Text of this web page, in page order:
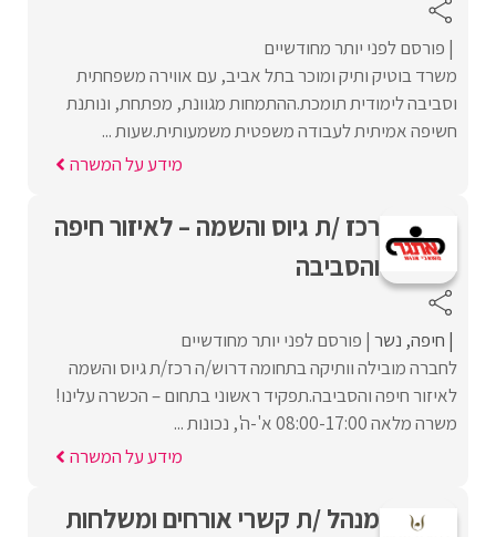
פורסם לפני יותר מחודשיים
משרד בוטיק ותיק ומוכר בתל אביב, עם אווירה משפחתית
וסביבה לימודית תומכת.ההתמחות מגוונת, מפתחת, ונותנת
חשיפה אמיתית לעבודה משפטית משמעותית.שעות ...
מידע על המשרה
רכז /ת גיוס והשמה – לאיזור חיפה
והסביבה
חיפה נשר פורסם לפני יותר מחודשיים
לחברה מובילה וותיקה בתחומה דרוש/ה רכז/ת גיוס והשמה
לאיזור חיפה והסביבה.תפקיד ראשוני בתחום – הכשרה עלינו!
משרה מלאה 08:00-17:00 א'-ה', נכונות ...
מידע על המשרה
מנהל /ת קשרי אורחים ומשלחות